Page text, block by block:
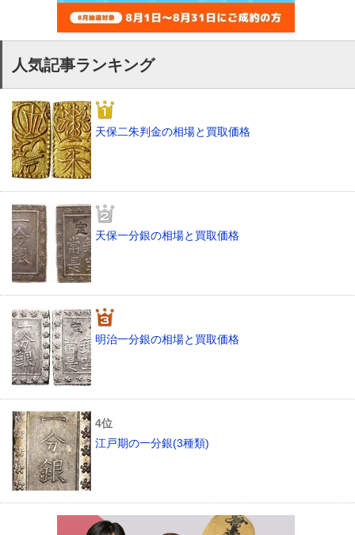
人気記事ランキング
天保二朱判金の相場と買取価格
天保一分銀の相場と買取価格
明治一分銀の相場と買取価格
江戸期の一分銀(3種類)